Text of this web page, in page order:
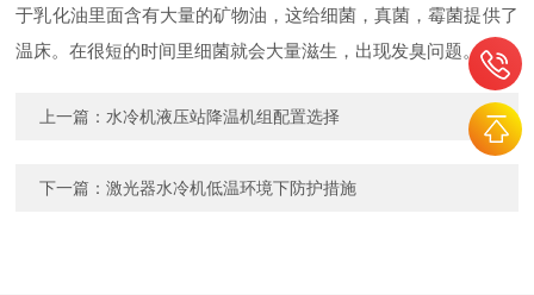
于乳化油里面含有大量的矿物油，这给细菌，真菌，霉菌提供了
温床。在很短的时间里细菌就会大量滋生，出现发臭问题。
上一篇： 水冷机液压站降温机组配置选择
下一篇：激光器水冷机低温环境下防护措施